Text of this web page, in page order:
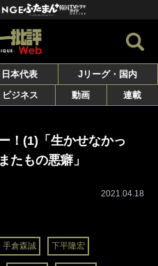
日本代表
Jリーグ・国内
ビジネス 動画 連載
！(1)「生かせなかっ
たもの悪癖」
2021.04.18
手倉森誠 下平隆宏